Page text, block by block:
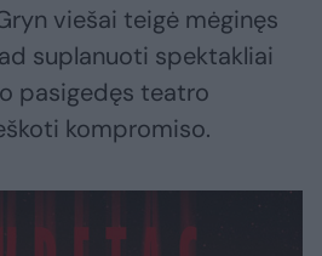
viešai teigė mėginęs
suplanuoti spektakliai
pasigedęs teatro
kompromiso.